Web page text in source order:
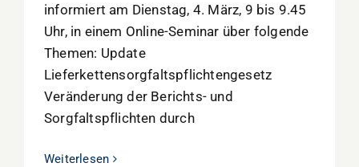
informiert am Dienstag, 4. März, 9 bis 9.45
Uhr, in einem Online-Seminar über folgende
Themen: Update
Lieferkettensorgfaltspflichtengesetz
Veränderung der Berichts- und
Sorgfaltspflichten durch
Weiterlesen